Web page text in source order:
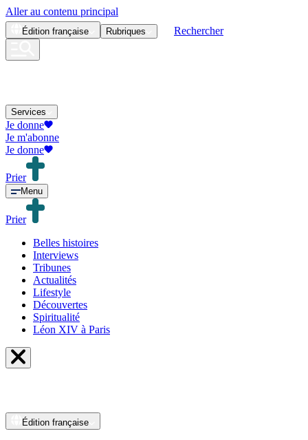
Aller au contenu principal
Édition française Rubriques Rechercher
Services
Je donne
Je m'abonne
Je donne
Prier
Menu
Prier
Belles histoires
Interviews
Tribunes
Actualités
Lifestyle
Découvertes
Spiritualité
Léon XIV à Paris
Édition française